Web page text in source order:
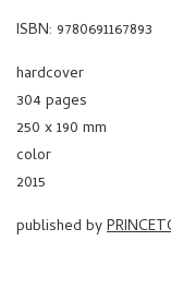
hardcover
304 pages
color
2015
published by